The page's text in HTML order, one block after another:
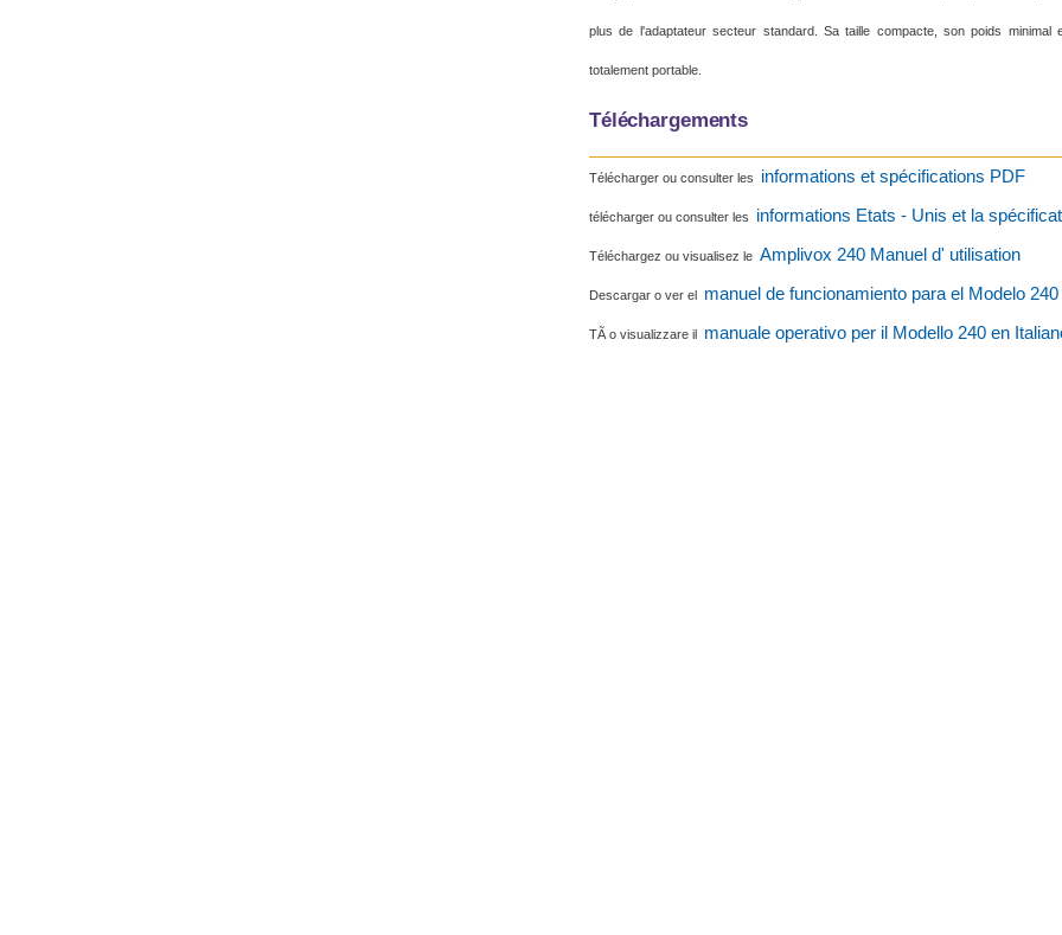
plus de l'adaptateur secteur standard. Sa taille compacte, son poids
totalement portable.
Téléchargements
Télécharger ou consulter les informations et spécifications PDF
télécharger ou consulter les informations Etats - Unis et la
Téléchargez ou visualisez le Amplivox 240 Manuel d' utilisation
Descargar o ver el manuel de funcionamiento para el Modelo
TÃ o visualizzare il manuale operativo per il Modello 240 en